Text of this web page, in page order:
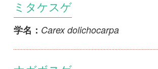
学名：Carex dolichostachya f.
学名：Carex duvaliana